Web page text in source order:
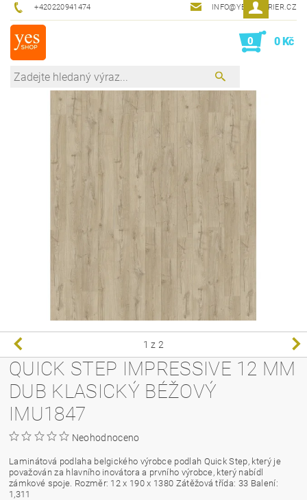
+420220941474 INFO@YESINTERIER.CZ
0 0 Kč
1 z 2
QUICK STEP IMPRESSIVE 12 MM
DUB KLASICKÝ BÉŽOVÝ
IMU1847
Neohodnoceno
Laminátová podlaha belgického výrobce podlah Quick Step, který je
považován za hlavního inovátora a prvního výrobce, který nabídl
zámkové spoje. Rozměr: 12 x 190 x 1380 Zátěžová třída: 33 Balení:
1,311